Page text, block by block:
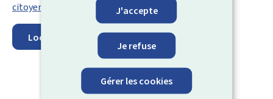
J'accepte
Je refuse
Gérer les cookies
citoyens/assistance-consulaire.html
Localisez sur la carte